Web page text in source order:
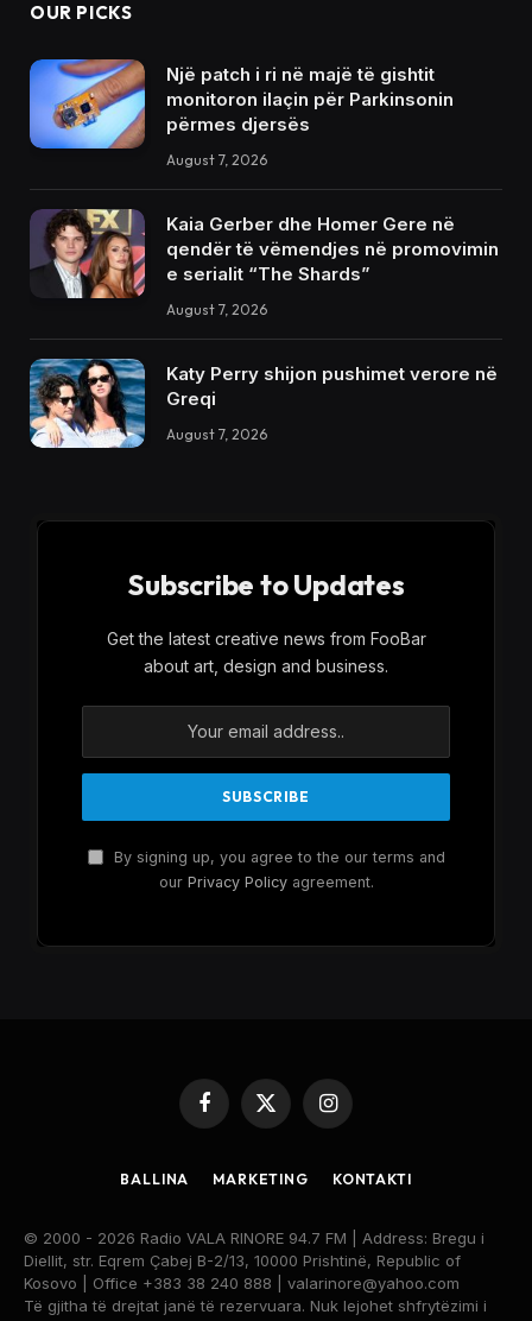
OUR PICKS
Një patch i ri në majë të gishtit
monitoron ilaçin për Parkinsonin
përmes djersës
August 7, 2026
Kaia Gerber dhe Homer Gere në
qendër të vëmendjes në promovimin
e serialit “The Shards”
August 7, 2026
Katy Perry shijon pushimet verore në
Greqi
August 7, 2026
Subscribe to Updates
Get the latest creative news from FooBar
about art, design and business.
By signing up, you agree to the our terms and
our Privacy Policyagreement.
Facebook
X
(Twitter)
Instagram
BALLINA MARKETING KONTAKTI
© 2000 - 2026 Radio VALA RINORE 94.7 FM | Address: Bregu i
Diellit, str. Eqrem Çabej B-2/13, 10000 Prishtinë, Republic of
Kosovo | Office +383 38 240 888 | valarinore@yahoo.com
Të gjitha të drejtat janë të rezervuara. Nuk lejohet shfrytëzimi i